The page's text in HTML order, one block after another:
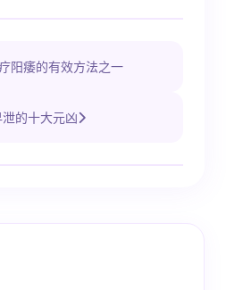
阳痿的有效方法之一
的十大元凶